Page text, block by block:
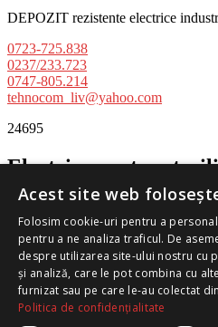
DEPOZIT rezistente electrice
0723-725.838
0237/233.723
0747-805.214
tehnocom_liv@yahoo.com
24695
Electrice pentru
Lămpi UV ultraviolete
Acest site web
Folosim cookie-uri pentru a
pentru a ne analiza traficul. De
despre utilizarea site-ului nostru cu
și analiză, care le pot combina cu
furnizat sau pe care le-au colectat
Politica de confidențialitate